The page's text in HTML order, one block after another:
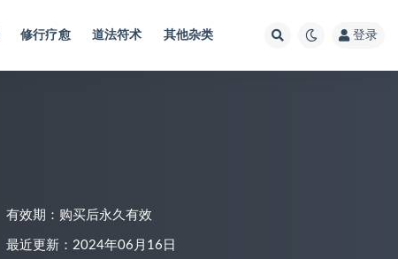
修行疗愈 道法符术 其他杂类 登录
有效期：购买后永久有效
最近更新：2024年06月16日